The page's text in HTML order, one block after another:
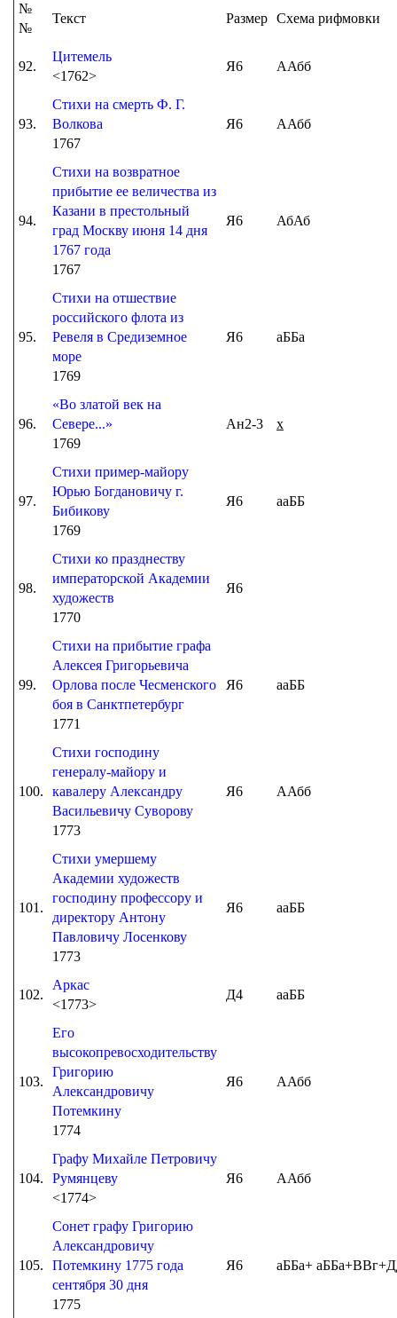
№
№
Текст Размер Схема рифмовки
92.
Цитемель
<1762>
Я6 ААбб
93.
Стихи на смерть Ф. Г.
Волкова
1767
Я6 ААбб
94.
Стихи на возвратное
прибытие ее величества из
Казани в престольный
град Москву июня 14 дня
1767 года
1767
Я6 АбАб
95.
Стихи на отшествие
российского флота из
Ревеля в Средиземное
море
1769
Я6 аББа
96.
«Во златой век на
Севере...»
1769
Ан2-3 х
97.
Стихи пример-майору
Юрью Богдановичу г.
Бибикову
1769
Я6 ааББ
98.
Стихи ко празднеству
императорской Академии
художеств
1770
Я6
99.
Стихи на прибытие графа
Алексея Григорьевича
Орлова после Чесменского
боя в Санктпетербург
1771
Я6 ааББ
100.
Стихи господину
генералу-майору и
кавалеру Александру
Васильевичу Суворову
1773
Я6 ААбб
101.
Стихи умершему
Академии художеств
господину профессору и
директору Антону
Павловичу Лосенкову
1773
Я6 ааББ
102.
Аркас
<1773>
Д4 ааББ
103.
Его
высокопревосходительству
Григорию
Александровичу
Потемкину
1774
Я6 ААбб
104.
Графу Михайле Петровичу
Румянцеву
<1774>
Я6 ААбб
105.
Сонет графу Григорию
Александровичу
Потемкину 1775 года
сентября 30 дня
1775
Я6 аББа+